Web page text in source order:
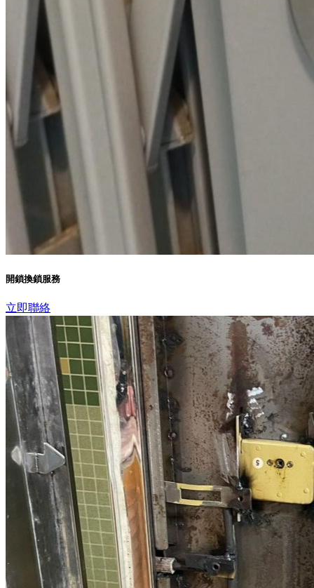
開鎖換鎖服務
立即聯絡